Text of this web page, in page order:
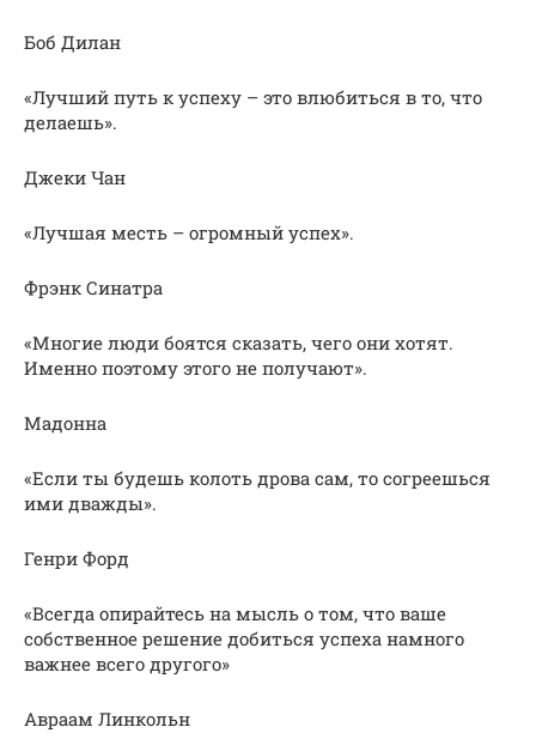
Боб Дилан
«Лучший путь к успеху – это влюбиться в то, что
делаешь».
Джеки Чан
«Лучшая месть – огромный успех».
Фрэнк Синатра
«Многие люди боятся сказать, чего они хотят.
Именно поэтому этого не получают».
Мадонна
«Если ты будешь колоть дрова сам, то согреешься
ими дважды».
Генри Форд
«Всегда опирайтесь на мысль о том, что ваше
собственное решение добиться успеха намного
важнее всего другого»
Авраам Линкольн